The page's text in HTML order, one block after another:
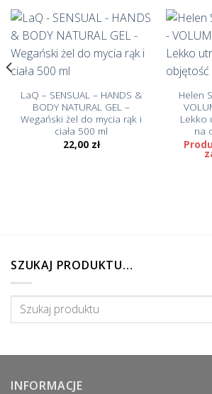
LaQ – SENSUAL – HANDS &
BODY NATURAL GEL –
Wegański żel do mycia rąk i
ciała 500 ml
22,00 zł
Helen
Lekko
na
SZUKAJ PRODUKTU…
Szukaj:
INFORMACJE